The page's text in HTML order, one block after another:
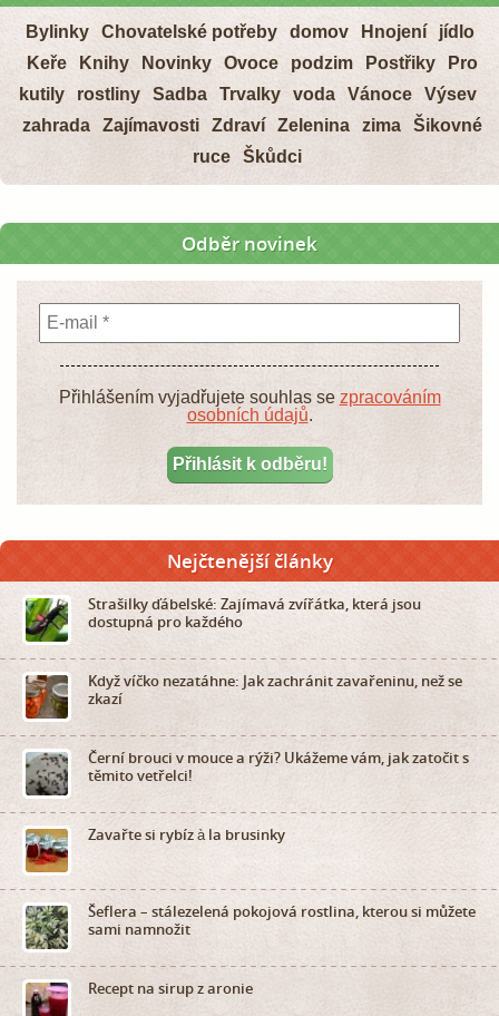
Bylinky Chovatelské potřeby domov Hnojení
jídlo
Keře
Knihy Novinky Ovoce podzim Postřiky
Pro
kutily
rostliny Sadba Trvalky voda Vánoce
Výsev
zahrada
Zajímavosti Zdraví Zelenina zima
Šikovné
ruce
Škůdci
Odběr novinek
Přihlášením vyjadřujete souhlas se zpracováním
osobních údajů.
Nejčtenější články
Strašilky ďábelské: Zajímavá zvířátka, která jsou
dostupná pro každého
Když víčko nezatáhne: Jak zachránit zavařeninu, než se
zkazí
Černí brouci v mouce a rýži? Ukážeme vám, jak zatočit s
těmito vetřelci!
Zavařte si rybíz à la brusinky
Šeflera – stálezelená pokojová rostlina, kterou si můžete
sami namnožit
Recept na sirup z aronie